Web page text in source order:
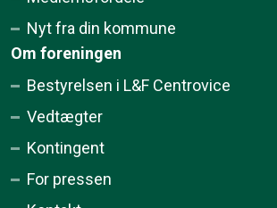
Nyt fra din kommune
Om foreningen
Bestyrelsen i L&F Centrovice
Vedtægter
Kontingent
For pressen